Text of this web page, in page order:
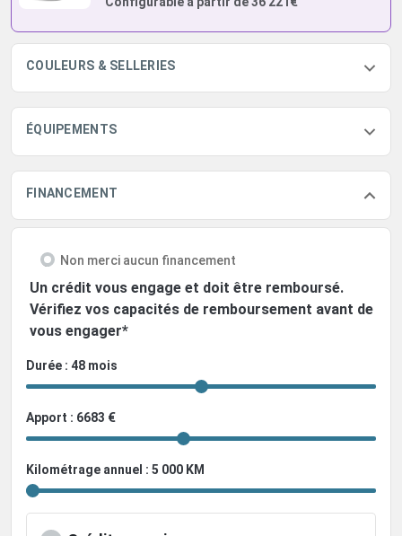
COULEURS & SELLERIES
ÉQUIPEMENTS
FINANCEMENT
Non merci aucun financement
Un crédit vous engage et doit être remboursé.
Vérifiez vos capacités de remboursement avant de
vous engager*
Durée : 48 mois
Apport : 6683 €
Kilométrage annuel : 5 000 KM